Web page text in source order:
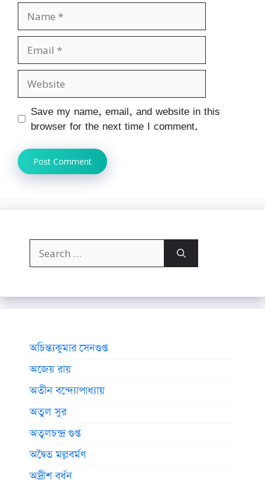
Name
Email
Website
Save my name, email, and website in this
browser for the next time I comment.
Search
for:
অচিন্ত্যকুমার সেনগুপ্ত
অজেয় রায়
অতীন বন্দ্যোপাধ্যায়
অতুল সুর
অতুলচন্দ্র গুপ্ত
অদ্বৈত মল্লবর্মণ
অদ্রীশ বর্ধন